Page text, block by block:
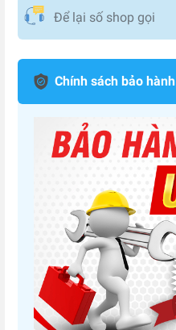
Chính sách bảo hành